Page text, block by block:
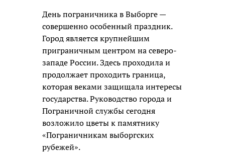
День пограничника в Выборге —
совершенно особенный праздник.
Город является крупнейшим
приграничным центром на северо-
западе России. Здесь проходила и
продолжает проходить граница,
которая веками защищала интересы
государства. Руководство города и
Пограничной службы сегодня
возложило цветы к памятнику
«Пограничникам выборгских
рубежей».